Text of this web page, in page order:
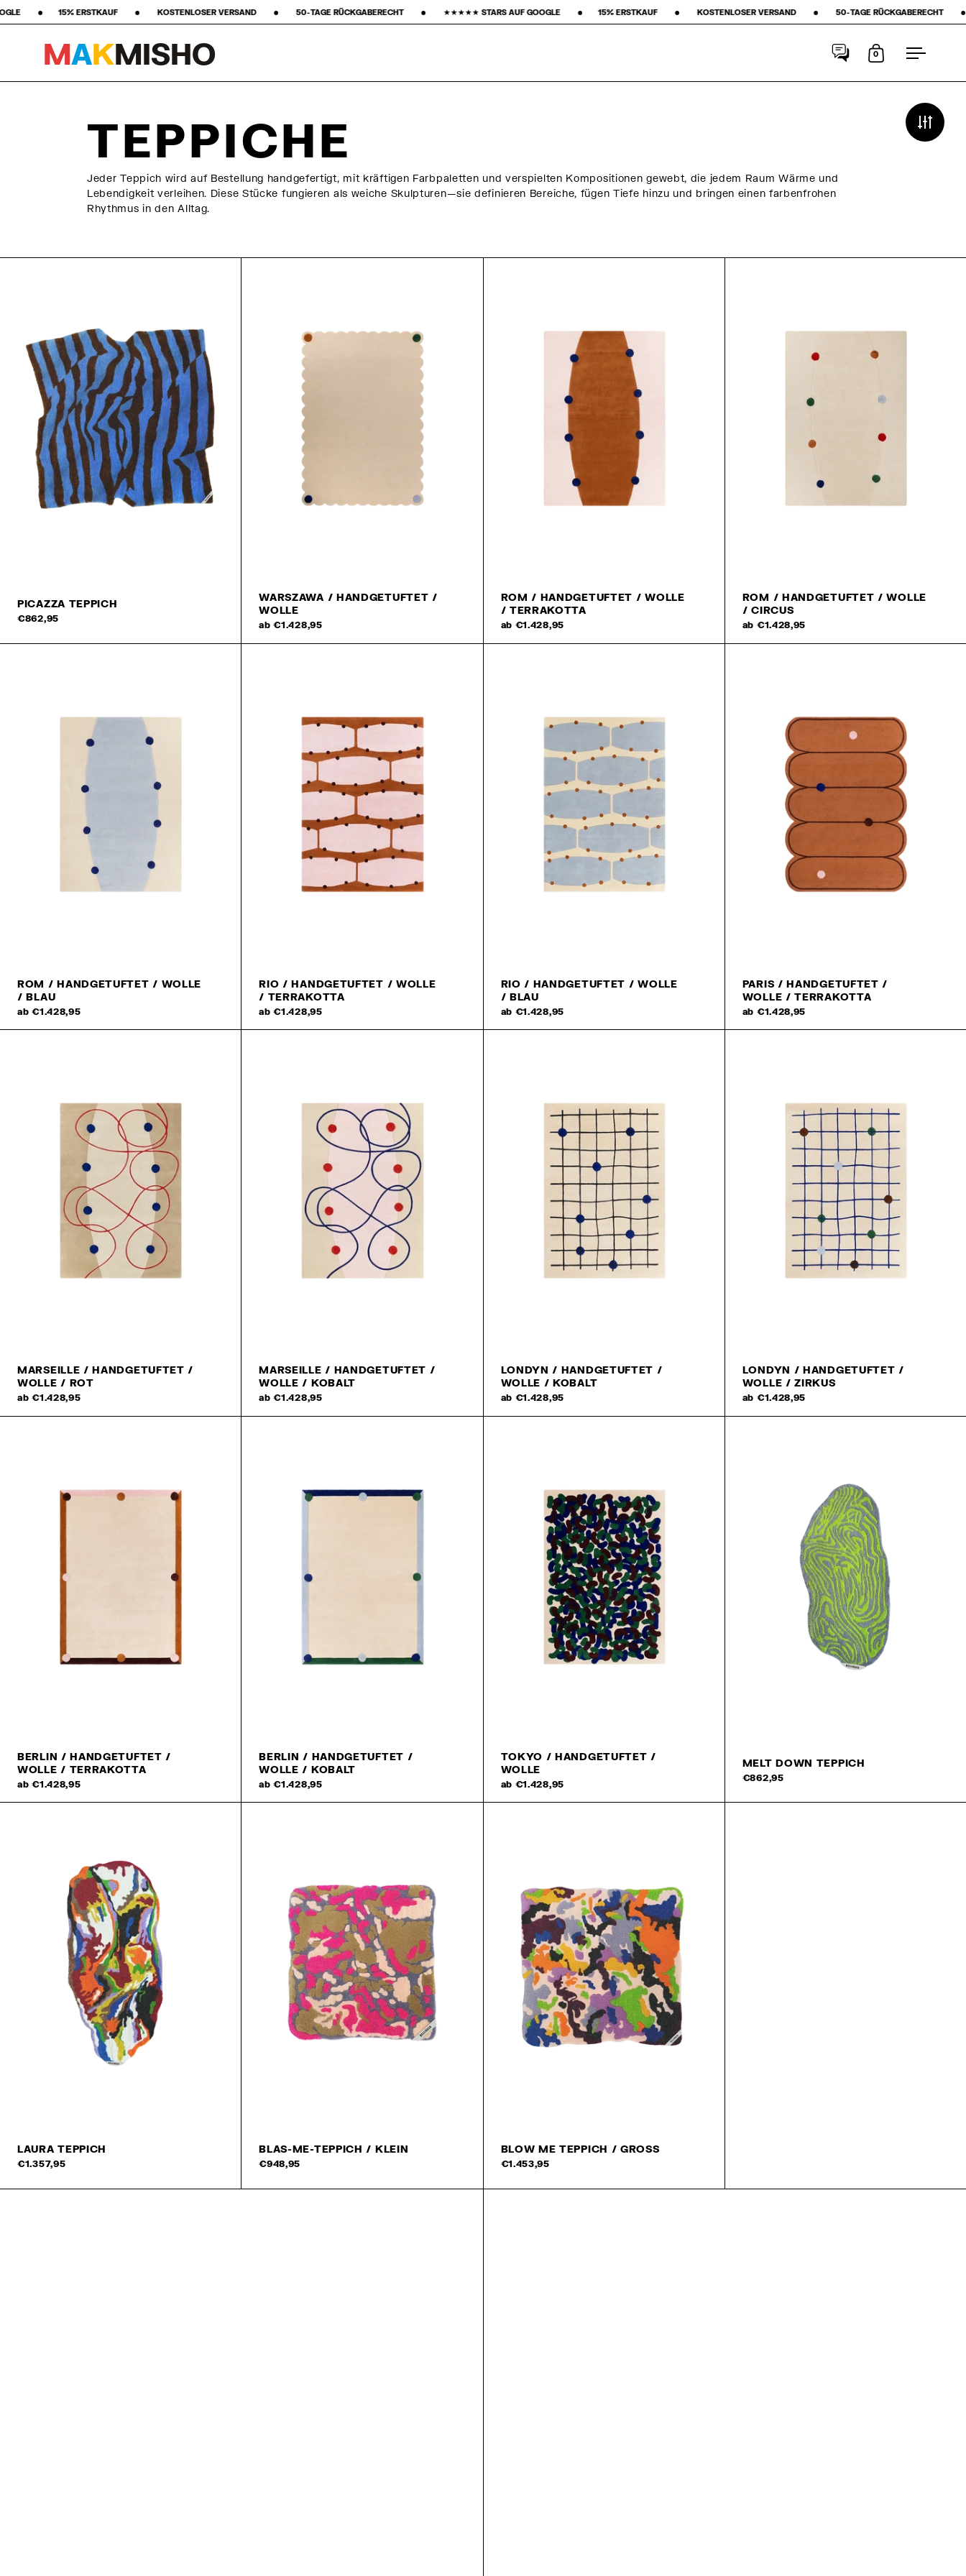
•‎ ‎ ‎ ‎ ‎ ‎ ‎ ‎ KOSTENLOSER VERSAND ‎ ‎ ‎ ‎ ‎ ‎ ‎ •‎ ‎ ‎ ‎ ‎ ‎ ‎ ‎ 50-TAGE RÜCKGABERECHT ‎ ‎ ‎ ‎ ‎ ‎ ‎ •‎ ‎ ‎ ‎ ‎ ‎ ‎ ‎ ★★★★★ STARS AUF GOOGLE ‎ ‎ ‎ ‎ ‎ ‎ ‎ •‎ ‎ ‎ ‎ ‎ ‎ ‎ ‎15% ERSTKAUF‎ ‎ ‎ ‎ ‎ ‎ ‎ ‎ •‎ ‎ ‎ ‎ ‎ ‎ ‎ ‎ KOSTENLOSER VERSAND ‎ ‎ ‎ ‎ ‎ ‎ ‎ •‎ ‎ ‎ ‎ ‎ ‎ ‎ ‎ 50-TAGE RÜCKGABERECHT ‎ ‎ ‎ ‎ ‎ ‎ ‎ •‎ ‎ ‎ ‎ ‎ ‎ ‎ ‎ ★★★★★ STARS
MAKMISHO Warenkorb
0
Menu
TEPPICHE
Jeder Teppich wird auf Bestellung handgefertigt, mit kräftigen Farbpaletten und verspielten Kompositionen gewebt, die jedem Raum Wärme und
Lebendigkeit verleihen. Diese Stücke fungieren als weiche Skulpturen—sie definieren Bereiche, fügen Tiefe hinzu und bringen einen farbenfrohen
Rhythmus in den Alltag.
PICAZZA TEPPICH
€862,95 In den Warenkorb
WARSZAWA / HANDGETUFTET /
WOLLE
ab €1.428,95
ROM / HANDGETUFTET / WOLLE
/ TERRAKOTTA
ab €1.428,95
ROM / HANDGETUFTET / WOLLE
/ CIRCUS
ab €1.428,95
ROM / HANDGETUFTET / WOLLE
/ BLAU
ab €1.428,95
RIO / HANDGETUFTET / WOLLE
/ TERRAKOTTA
ab €1.428,95
RIO / HANDGETUFTET / WOLLE
/ BLAU
ab €1.428,95
PARIS / HANDGETUFTET /
WOLLE / TERRAKOTTA
ab €1.428,95
MARSEILLE / HANDGETUFTET /
WOLLE / ROT
ab €1.428,95
MARSEILLE / HANDGETUFTET /
WOLLE / KOBALT
ab €1.428,95
LONDYN / HANDGETUFTET /
WOLLE / KOBALT
ab €1.428,95
LONDYN / HANDGETUFTET /
WOLLE / ZIRKUS
ab €1.428,95
BERLIN / HANDGETUFTET /
WOLLE / TERRAKOTTA
ab €1.428,95
BERLIN / HANDGETUFTET /
WOLLE / KOBALT
ab €1.428,95
TOKYO / HANDGETUFTET /
WOLLE
ab €1.428,95
MELT DOWN TEPPICH
€862,95
LAURA TEPPICH
€1.357,95 In den Warenkorb
BLAS-ME-TEPPICH / KLEIN
€948,95 In den Warenkorb
BLOW ME TEPPICH / GROSS
€1.453,95
Wir versprechen Ihnen, dass wir uns gut benehmen
und nur die wirklich guten MAK MISHO Sachen senden
15 % Rabatt auf Ihre erste Bestellung!
Lesen Sie unsereDatenschutzrichtlinie